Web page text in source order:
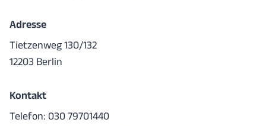
Adresse
Tietzenweg 130/132
12203 Berlin
Kontakt
Telefon: 030 79701440